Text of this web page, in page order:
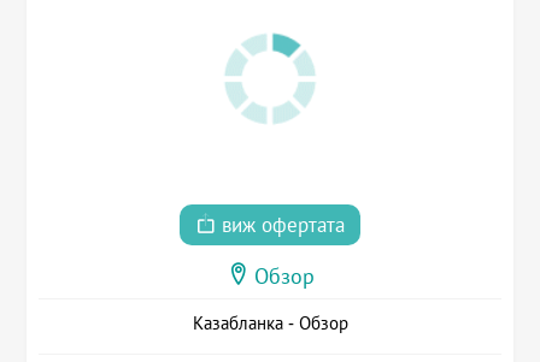
виж офертата
Обзор
Казабланка - Обзор